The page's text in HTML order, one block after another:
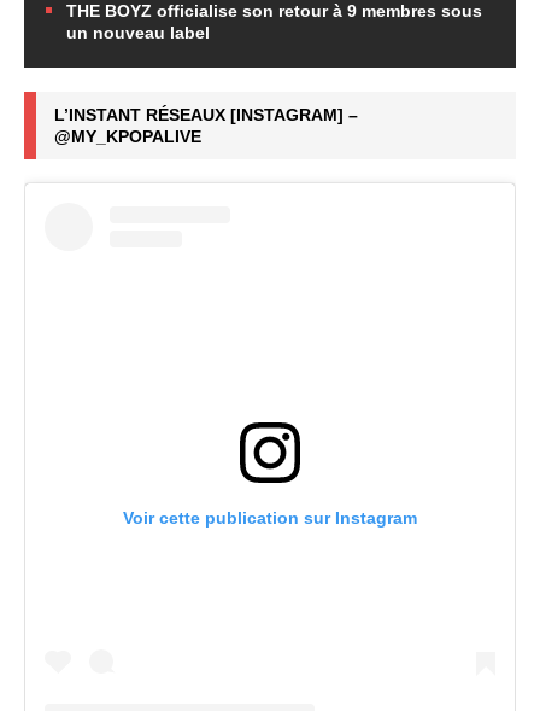
THE BOYZ officialise son retour à 9 membres sous
un nouveau label
L’INSTANT RÉSEAUX [INSTAGRAM] –
@MY_KPOPALIVE
Voir cette publication sur Instagram